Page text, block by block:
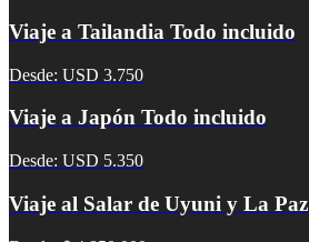
Viaje a Tailandia Todo incluido
Desde: USD 3.750
Viaje a Japón Todo incluido
Desde: USD 5.350
Viaje al Salar de Uyuni y La Paz